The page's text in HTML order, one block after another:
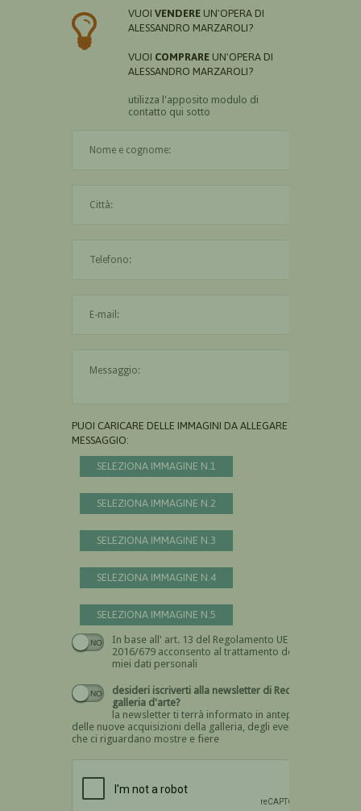
VUOI VENDERE UN'OPERA DI
ALESSANDRO MARZAROLI?
VUOI COMPRARE UN'OPERA DI
ALESSANDRO MARZAROLI?
utilizza l'apposito modulo di
contatto qui sotto
PUOI CARICARE DELLE IMMAGINI DA ALLEGARE AL
MESSAGGIO:
SELEZIONA IMMAGINE N.1
SELEZIONA IMMAGINE N.2
SELEZIONA IMMAGINE N.3
SELEZIONA IMMAGINE N.4
SELEZIONA IMMAGINE N.5
In base all' art. 13 del Regolamento UE n.
2016/679 acconsento al trattamento dei
miei dati personali
Devi dare il consenso
desideri iscriverti alla newsletter di Recta
galleria d'arte?
la newsletter ti terrà informato in anteprima
delle nuove acquisizioni della galleria, degli eventi
che ci riguardano mostre e fiere